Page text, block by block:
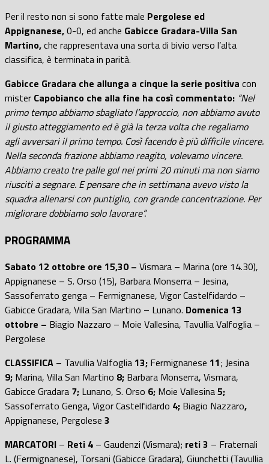
Per il resto non si sono fatte male Pergolese ed
Appignanese,0-0, ed anche Gabicce Gradara-Villa San
Martino,che rappresentava una sorta di bivio verso l’alta
classifica, è terminata in parità.
Gabicce Gradara che allunga a cinque la serie positiva con
mister Capobianco che alla fine ha così commentato: “Nel
primo tempo abbiamo sbagliato l’approccio, non abbiamo avuto
il giusto atteggiamento ed è già la terza volta che regaliamo
agli avversari il primo tempo. Così facendo è più difficile vincere.
Nella seconda frazione abbiamo reagito, volevamo vincere.
Abbiamo creato tre palle gol nei primi 20 minuti ma non siamo
riusciti a segnare. E pensare che in settimana avevo visto la
squadra allenarsi con puntiglio, con grande concentrazione. Per
migliorare dobbiamo solo lavorare”.
PROGRAMMA
Sabato 12 ottobre ore 15,30 – Vismara – Marina (ore 14.30),
Appignanese – S. Orso (15), Barbara Monserra – Jesina,
Sassoferrato genga – Fermignanese, Vigor Castelfidardo –
Gabicce Gradara, Villa San Martino – Lunano. Domenica 13
ottobre – Biagio Nazzaro – Moie Vallesina, Tavullia Valfoglia –
Pergolese
CLASSIFICA – Tavullia Valfoglia13; Fermignanese 11; Jesina
9; Marina, Villa San Martino 8; Barbara Monserra, Vismara,
Gabicce Gradara 7; Lunano, S. Orso 6; Moie Vallesina5;
Sassoferrato Genga, Vigor Castelfidardo 4; Biagio Nazzaro,
Appignanese, Pergolese 3
MARCATORI – Reti 4 – Gaudenzi (Vismara); reti 3 – Fraternali
L. (Fermignanese), Torsani (Gabicce Gradara), Giunchetti (Tavullia